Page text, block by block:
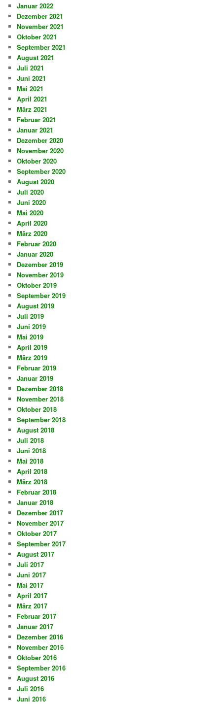
Januar 2022
Dezember 2021
November 2021
Oktober 2021
September 2021
August 2021
Juli 2021
Juni 2021
Mai 2021
April 2021
März 2021
Februar 2021
Januar 2021
Dezember 2020
November 2020
Oktober 2020
September 2020
August 2020
Juli 2020
Juni 2020
Mai 2020
April 2020
März 2020
Februar 2020
Januar 2020
Dezember 2019
November 2019
Oktober 2019
September 2019
August 2019
Juli 2019
Juni 2019
Mai 2019
April 2019
März 2019
Februar 2019
Januar 2019
Dezember 2018
November 2018
Oktober 2018
September 2018
August 2018
Juli 2018
Juni 2018
Mai 2018
April 2018
März 2018
Februar 2018
Januar 2018
Dezember 2017
November 2017
Oktober 2017
September 2017
August 2017
Juli 2017
Juni 2017
Mai 2017
April 2017
März 2017
Februar 2017
Januar 2017
Dezember 2016
November 2016
Oktober 2016
September 2016
August 2016
Juli 2016
Juni 2016